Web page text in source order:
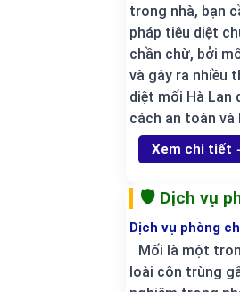
trong nhà, bạn
pháp tiêu diệt
chần chừ, bởi
và gây ra nhiều
diệt mối Hà
cách an toàn và
Xem chi tiết
🛡️ Dịch vụ
Dịch vụ phòng
Mối là một
loài côn trùng